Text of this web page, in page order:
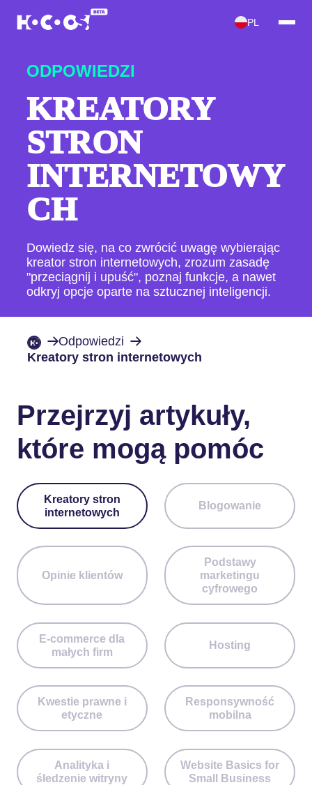
PL
ODPOWIEDZI
KREATORY
STRON
INTERNETOWY
CH
Dowiedz się, na co zwrócić uwagę wybierając
kreator stron internetowych, zrozum zasadę
"przeciągnij i upuść", poznaj funkcje, a nawet
odkryj opcje oparte na sztucznej inteligencji.
Odpowiedzi
Kreatory stron internetowych
Przejrzyj artykuły,
które mogą pomóc
Kreatory stron
internetowych
Blogowanie
Opinie klientów
Podstawy
marketingu
cyfrowego
E-commerce dla
małych firm
Hosting
Kwestie prawne i
etyczne
Responsywność
mobilna
Analityka i
śledzenie witryny
Website Basics for
Small Business